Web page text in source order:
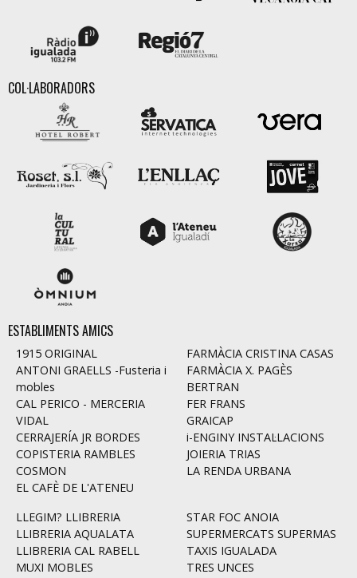
COL·LABORADORS
ESTABLIMENTS AMICS
1915 ORIGINAL
ANTONI GRAELLS -Fusteria i
mobles
CAL PERICO - MERCERIA
VIDAL
CERRAJERÍA JR BORDES
COPISTERIA RAMBLES
COSMON
EL CAFÈ DE L'ATENEU
FARMÀCIA CRISTINA CASAS
FARMÀCIA X. PAGÈS
BERTRAN
FER FRANS
GRAICAP
i-ENGINY INSTAL·LACIONS
JOIERIA TRIAS
LA RENDA URBANA
LLEGIM? LLIBRERIA
LLIBRERIA AQUALATA
LLIBRERIA CAL RABELL
MUXI MOBLES
STAR FOC ANOIA
SUPERMERCATS SUPERMAS
TAXIS IGUALADA
TRES UNCES